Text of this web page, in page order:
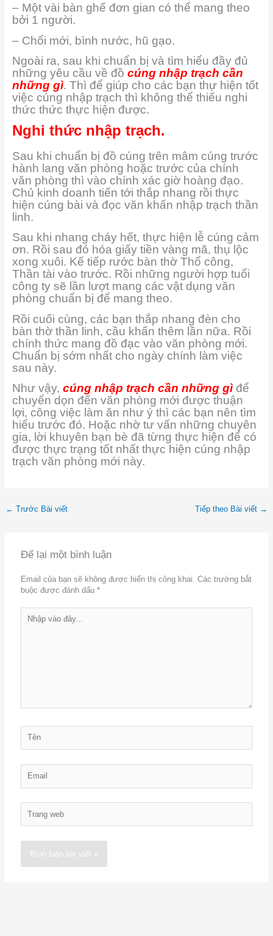
– Một vài bàn ghế đơn gian có thể mang theo
bởi 1 người.
– Chổi mới, bình nước, hũ gạo.
Ngoài ra, sau khi chuẩn bị và tìm hiểu đầy đủ
những yêu cầu về đồ cúng nhập trạch cần
những gì. Thì để giúp cho các bạn thự hiện tốt
việc cúng nhập trạch thì không thể thiếu nghi
thức thức thực hiện được.
Nghi thức nhập trạch.
Sau khi chuẩn bị đồ cúng trên mâm cúng trước
hành lang văn phòng hoặc trước của chính
văn phòng thì vào chính xác giờ hoàng đạo.
Chủ kinh doanh tiến tới thắp nhang rồi thực
hiện cúng bài và đọc văn khấn nhập trạch thần
linh.
Sau khi nhang cháy hết, thực hiện lễ cúng cảm
ơn. Rồi sau đó hóa giấy tiền vàng mã, thụ lộc
xong xuôi. Kế tiếp rước bàn thờ Thổ công,
Thần tài vào trước. Rồi những người hợp tuổi
công ty sẽ lần lượt mang các vật dụng văn
phòng chuẩn bị để mang theo.
Rồi cuối cùng, các bạn thắp nhang đèn cho
bàn thờ thần linh, cầu khấn thêm lần nữa. Rồi
chính thức mang đồ đạc vào văn phòng mới.
Chuẩn bị sớm nhất cho ngày chính làm việc
sau này.
Như vậy, cúng nhập trạch cần những gìđể
chuyển dọn đến văn phòng mới được thuận
lợi, công việc làm ăn như ý thì các bạn nên tìm
hiểu trước đó. Hoặc nhờ tư vấn những chuyên
gia, lời khuyên bạn bè đã từng thực hiện để có
được thực trạng tốt nhất thực hiện cúng nhập
trạch văn phòng mới này.
← Trước Bài viết Tiếp theo Bài viết →
Để lại một bình luận
Email của bạn sẽ không được hiển thị công khai.
Các trường bắt
buộc được đánh dấu*
vào
web